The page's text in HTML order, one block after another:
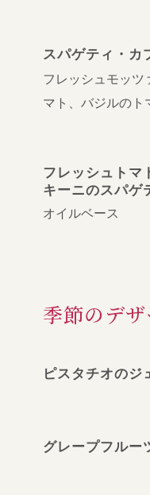
スパゲティ・カ
フレッシュモッツ
マト、バジルのト
フレッシュトマ
キーニのスパゲ
オイルベース
季節のデザ
ピスタチオのジ
グレープフルー